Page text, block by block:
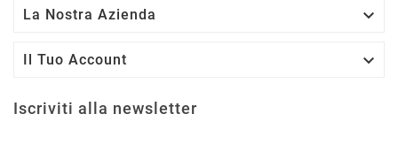
La Nostra Azienda 
Il Tuo Account 
Iscriviti alla newsletter